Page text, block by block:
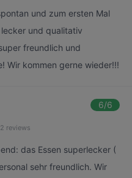
und zum ersten Mal
und qualitativ
freundlich und
Wir kommen gerne wieder!!!
6/6
2 reviews
das Essen superlecker (
sehr freundlich. Wir